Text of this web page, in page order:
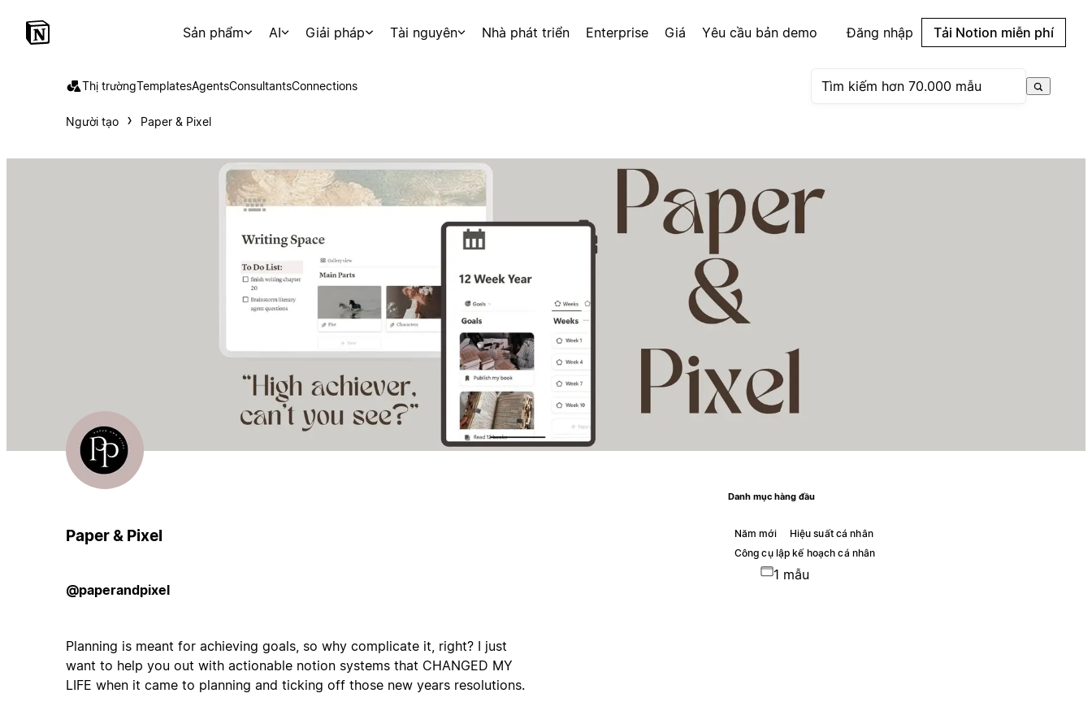
Sản phẩm AI Giải pháp Tài nguyên Nhà phát triển Enterprise Giá Yêu cầu bản demo Đăng nhập Tải Notion miễn phí
Thị trườngTemplatesAgentsConsultantsConnections
Người tạo Paper & Pixel
Paper & Pixel
@paperandpixel
Planning is meant for achieving goals, so why complicate it, right? I just
want to help you out with actionable notion systems that CHANGED MY
LIFE when it came to planning and ticking off those new years resolutions.
Danh mục hàng đầu
Năm mới
Hiệu suất cá nhân
Công cụ lập kế hoạch cá nhân
1 mẫu